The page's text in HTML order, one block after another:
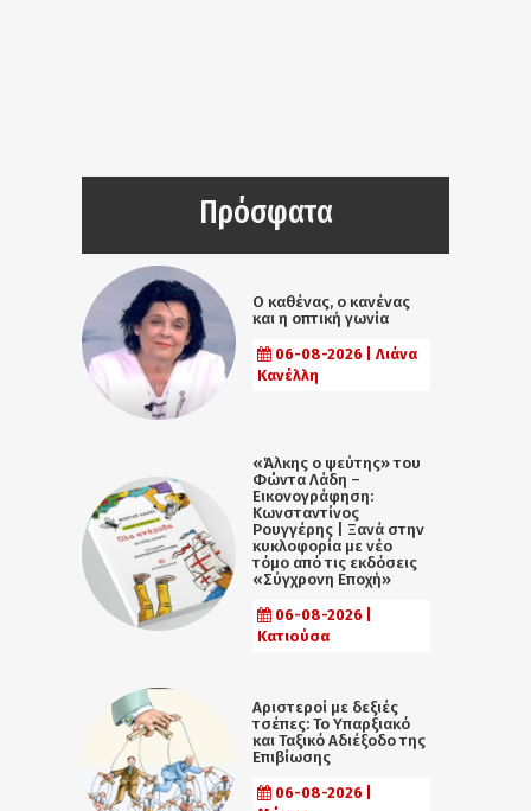
Πρόσφατα
Ο καθένας, ο κανένας
και η οπτική γωνία
06-08-2026 | Λιάνα
Κανέλλη
«Άλκης ο ψεύτης» του
Φώντα Λάδη –
Εικονογράφηση:
Κωνσταντίνος
Ρουγγέρης | Ξανά στην
κυκλοφορία με νέο
τόμο από τις εκδόσεις
«Σύγχρονη Εποχή»
06-08-2026 |
Κατιούσα
Αριστεροί με δεξιές
τσέπες: Το Υπαρξιακό
και Ταξικό Αδιέξοδο της
Επιβίωσης
06-08-2026 |